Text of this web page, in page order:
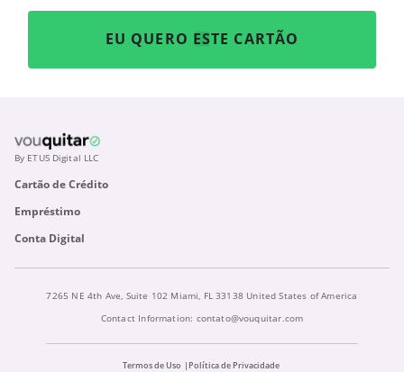
EU QUERO ESTE CARTÃO
By ETUS Digital LLC
Cartão de Crédito
Empréstimo
Conta Digital
7265 NE 4th Ave, Suite 102 Miami, FL 33138 United States of America
Contact Information: contato@vouquitar.com
Termos de Uso Política de Privacidade